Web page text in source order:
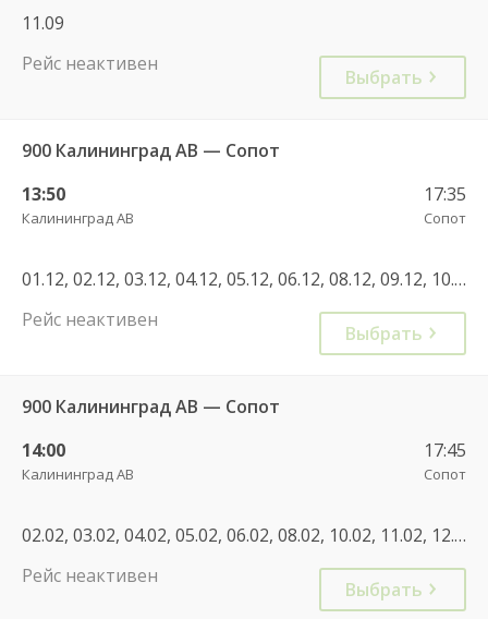
11.09
Рейс неактивен
Выбрать
900 Калининград АВ — Сопот
13:50
Калининград АВ
17:35
Сопот
01.12, 02.12, 03.12, 04.12, 05.12, 06.12, 08.12, 09.12, 10.12, 11.12, 12.12, 13.12, 15.12, 16.12, 17.12, 18.12, 19.12, 20.12, 21.12, 22.12, 23.12, 27.12, 28.12, 29.12, 30.12, 02.01, 03.01, 04.01, 05.01, 06.01, 07.01, 08.01, 09.01, 10.01, 11.01, 12.01, 13.01, 14.01, 15.01, 16.01, 17.01, 18.01, 19.01, 20.01, 21.01, 22.01, 23.01, 24.01, 26.01, 27.01, 28.01, 29.01, 30.01, 31.01, 02.02, 03.02, 04.02, 05.02, 06.02, 07.02, 09.02, 10.02, 11.02, 12.02, 13.02, 16.02, 17.02, 18.02, 19.02, 20.02, 21.02, 23.02, 24.02, 25.02, 26.02, 27.02
Рейс неактивен
Выбрать
900 Калининград АВ — Сопот
14:00
Калининград АВ
17:45
Сопот
02.02, 03.02, 04.02, 05.02, 06.02, 08.02, 10.02, 11.02, 12.02, 13.02, 14.02, 16.02, 17.02, 18.02, 19.02, 20.02, 22.02, 24.02, 25.02, 26.02, 27.02, 28.02, 02.03, 03.03, 04.03, 05.03, 06.03, 08.03, 10.03, 11.03, 12.03, 13.03, 14.03, 26.03, 27.03, 28.03, 30.03, 31.03, 28.12
Рейс неактивен
Выбрать